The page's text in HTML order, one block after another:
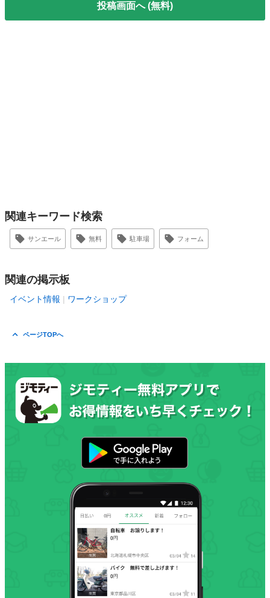
投稿画面へ (無料)
関連キーワード検索
サンエール 無料 駐車場 フォーム
関連の掲示板
イベント情報 ワークショップ
ページTOPへ